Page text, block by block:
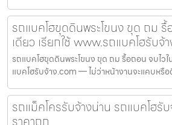
รถแบคโฮขุดดินพระโขนง ขุด ถม รื้
เดียว เรียกใช้ www.รถแบคโฮรับจ้
รถแบคโฮขุดดินพระโขนง ขุด ถม รื้อถอน จบไวใ
แบคโฮรับจ้าง.com — ไม่ว่าหน้างานจะแคบหรือ
รถแม็คโครรับจ้างน่าน รถแบคโฮรับ